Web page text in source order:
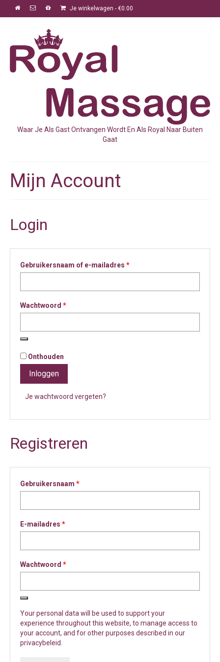
Je winkelwagen - €0.00
Waar Je Als Gast Ontvangen Wordt En Als Royal Naar Buiten
Gaat
Mijn Account
Login
Gebruikersnaam of e-mailadres *Vereist
Wachtwoord *Vereist
Onthouden
Inloggen
Je wachtwoord vergeten?
Registreren
Gebruikersnaam *Vereist
E-mailadres *Vereist
Wachtwoord *Vereist
Your personal data will be used to support your
experience throughout this website, to manage access to
your account, and for other purposes described in our
privacybeleid